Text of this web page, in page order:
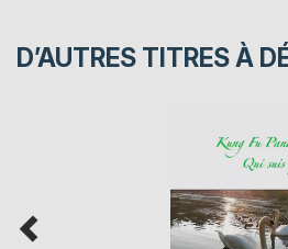
D’AUTRES TITRES À